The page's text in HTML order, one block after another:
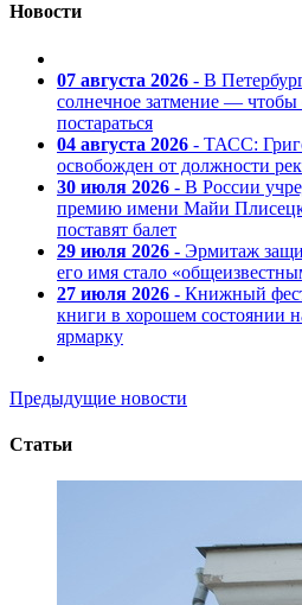
Новости
07 августа 2026 - В
солнечное затмение — чтобы
постараться
04 августа 2026 - ТАСС:
освобожден от должности
30 июля 2026 - В России
премию имени Майи
поставят балет
29 июля 2026 - Эрмитаж
его имя стало
27 июля 2026 - Книжный
книги в хорошем состоянии
ярмарку
Предыдущие новости
Статьи